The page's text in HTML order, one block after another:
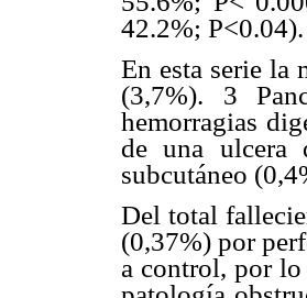
42.2%; P<0.04).
En esta serie la
(3,7%). 3
hemorragias
de una ulcera
subcutáneo
Del total
(0,37%) por
a control, por lo